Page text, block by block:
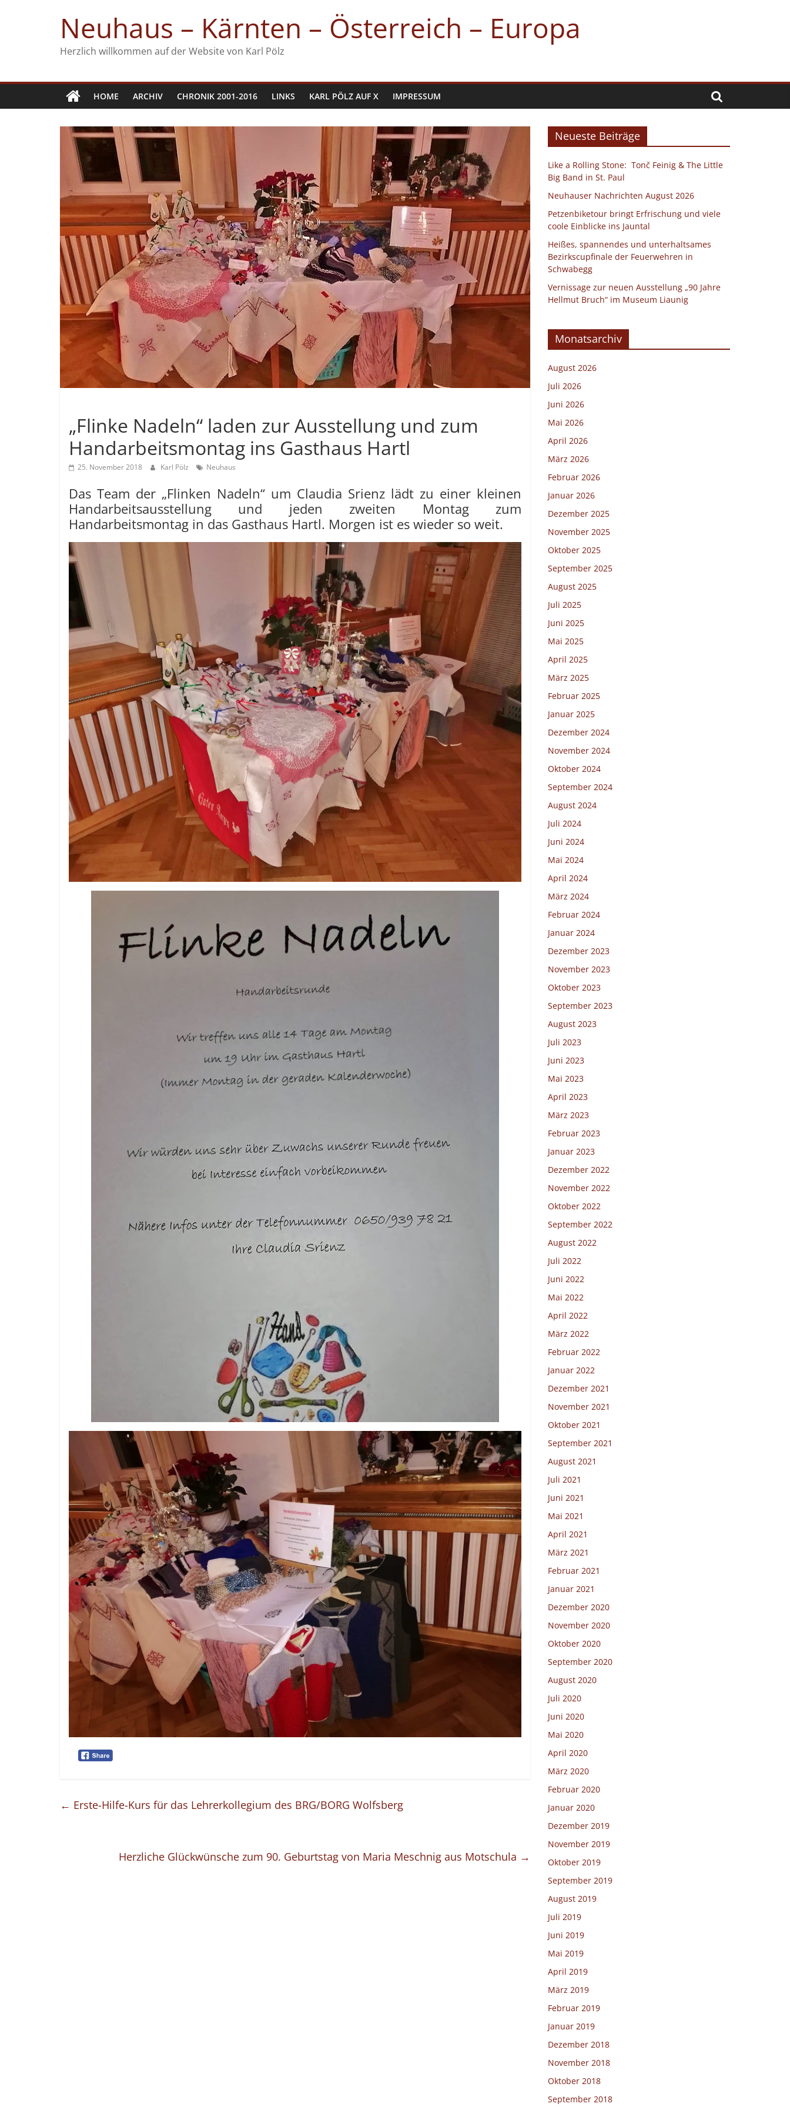
Neuhaus – Kärnten – Österreich – Europa
Herzlich willkommen auf der Website von Karl Pölz
HOME ARCHIV CHRONIK 2001-2016 LINKS KARL PÖLZ AUF X IMPRESSUM
„Flinke Nadeln“ laden zur Ausstellung und zum
Handarbeitsmontag ins Gasthaus Hartl
25. November 2018 Karl Pölz Neuhaus
Das Team der „Flinken Nadeln“ um Claudia Srienz lädt zu einer kleinen
Handarbeitsausstellung und jeden zweiten Montag zum
Handarbeitsmontag in das Gasthaus Hartl. Morgen ist es wieder so weit.
← Erste-Hilfe-Kurs für das Lehrerkollegium des BRG/BORG Wolfsberg
Herzliche Glückwünsche zum 90. Geburtstag von Maria Meschnig aus Motschula →
Neueste Beiträge
Like a Rolling Stone: Tonč Feinig & The Little
Big Band in St. Paul
Neuhauser Nachrichten August 2026
Petzenbiketour bringt Erfrischung und viele
coole Einblicke ins Jauntal
Heißes, spannendes und unterhaltsames
Bezirkscupfinale der Feuerwehren in
Schwabegg
Vernissage zur neuen Ausstellung „90 Jahre
Hellmut Bruch“ im Museum Liaunig
Monatsarchiv
August 2026
Juli 2026
Juni 2026
Mai 2026
April 2026
März 2026
Februar 2026
Januar 2026
Dezember 2025
November 2025
Oktober 2025
September 2025
August 2025
Juli 2025
Juni 2025
Mai 2025
April 2025
März 2025
Februar 2025
Januar 2025
Dezember 2024
November 2024
Oktober 2024
September 2024
August 2024
Juli 2024
Juni 2024
Mai 2024
April 2024
März 2024
Februar 2024
Januar 2024
Dezember 2023
November 2023
Oktober 2023
September 2023
August 2023
Juli 2023
Juni 2023
Mai 2023
April 2023
März 2023
Februar 2023
Januar 2023
Dezember 2022
November 2022
Oktober 2022
September 2022
August 2022
Juli 2022
Juni 2022
Mai 2022
April 2022
März 2022
Februar 2022
Januar 2022
Dezember 2021
November 2021
Oktober 2021
September 2021
August 2021
Juli 2021
Juni 2021
Mai 2021
April 2021
März 2021
Februar 2021
Januar 2021
Dezember 2020
November 2020
Oktober 2020
September 2020
August 2020
Juli 2020
Juni 2020
Mai 2020
April 2020
März 2020
Februar 2020
Januar 2020
Dezember 2019
November 2019
Oktober 2019
September 2019
August 2019
Juli 2019
Juni 2019
Mai 2019
April 2019
März 2019
Februar 2019
Januar 2019
Dezember 2018
November 2018
Oktober 2018
September 2018